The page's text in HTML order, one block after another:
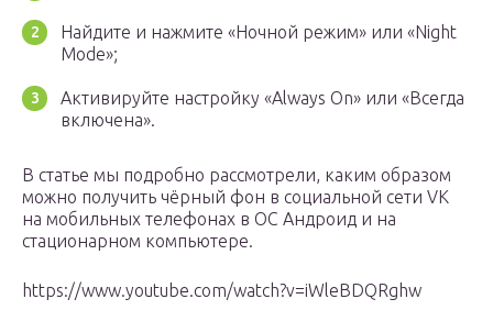
Найдите и нажмите «Ночной режим» или «Night
Mode»;
Активируйте настройку «Always On» или «Всегда
включена».
В статье мы подробно рассмотрели, каким образом
можно получить чёрный фон в социальной сети VK
на мобильных телефонах в ОС Андроид и на
стационарном компьютере.
https://www.youtube.com/watch?v=iWleBDQRghw